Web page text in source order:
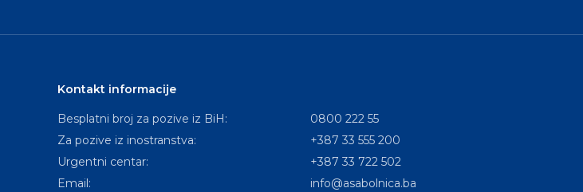
Kontakt informacije
Besplatni broj za pozive iz BiH:
0800 222 55
Za pozive iz inostranstva:
+387 33 555 200
Urgentni centar:
+387 33 722 502
Email:
info@asabolnica.ba